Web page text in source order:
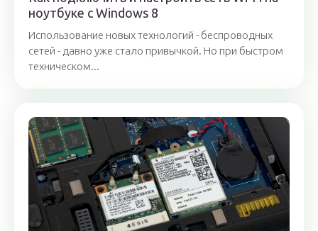
ноутбуке с Windows 8
Использование новых технологий - беспроводных
сетей - давно уже стало привычкой. Но при быстром
техническом...